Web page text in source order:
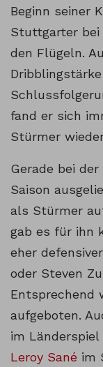
Beginn seiner
Stuttgarter bei
den Flügeln.
fand er sich
Stürmer
Gerade bei
Saison
als Stürmer
gab es für ihn
eher
oder Steven
Entsprechend
aufgeboten.
im Länderspiel
Leroy Sané im